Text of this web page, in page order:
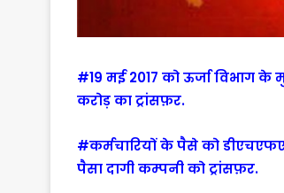
#19 मई 2017 को ऊर्जा विभाग के
करोड़ का ट्रांसफ़र.
#कर्मचारियों के पैसे को
पैसा दागी कम्पनी को ट्रांसफ़र.